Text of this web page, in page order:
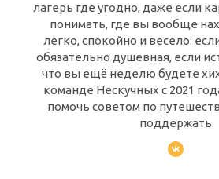
лагерь где угодно, даже если
понимать, где вы вообще
легко, спокойно и весело:
обязательно душевная, если
что вы ещё неделю будете
команде Нескучных с 2021
помочь советом по
поддержать.